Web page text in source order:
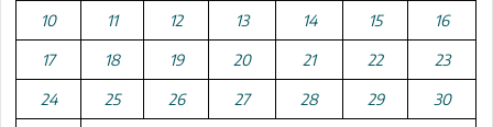
10 11 12 13 14 15 16
17 18 19 20 21 22 23
24 25 26 27 28 29 30